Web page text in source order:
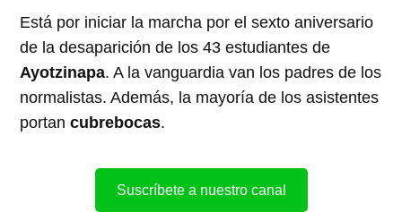
Está por iniciar la marcha por el sexto aniversario
de la desaparición de los 43 estudiantes de
Ayotzinapa. A la vanguardia van los padres de los
normalistas. Además, la mayoría de los asistentes
portancubrebocas.
Suscríbete a nuestro canal